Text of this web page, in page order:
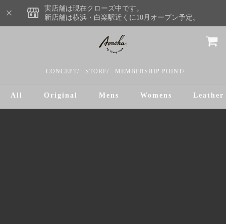
実店舗は現在クローズ中です。
新店舗は横浜・白楽駅近くに10月オープン予定。
CONCEPT/ STORE/ MEMBERSHIP POINT/
All Original Mens Womens Leather